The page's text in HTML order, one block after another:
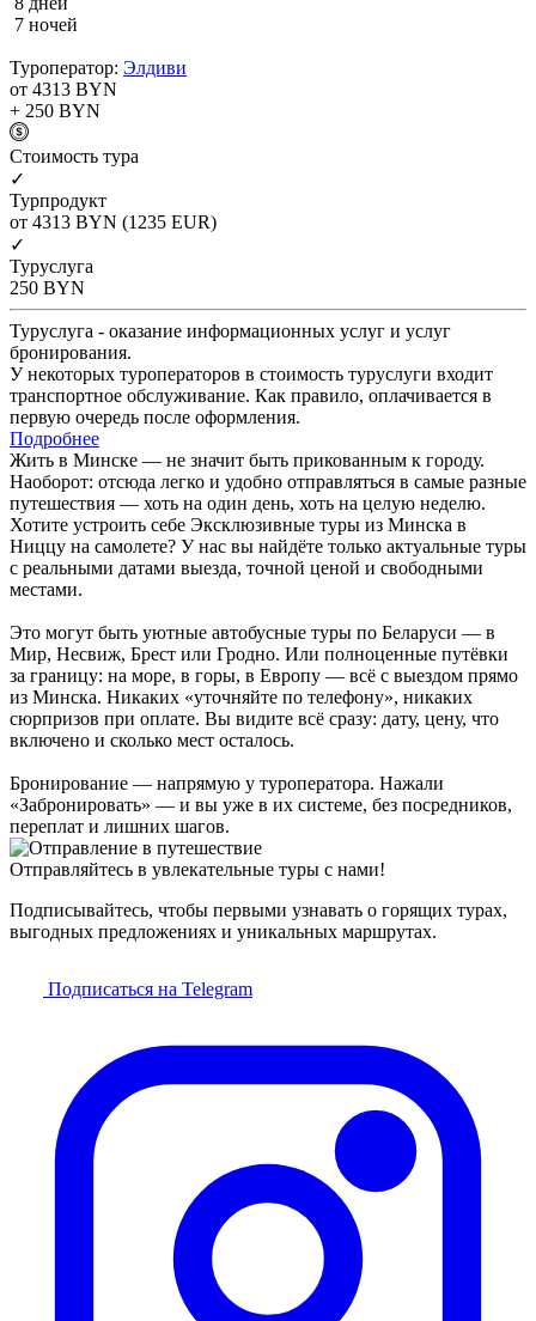
7 ночей
Туроператор: Элдиви
от 4313 BYN
+ 250 BYN
Cтоимость тура
✓
Турпродукт
от 4313 BYN (1235 EUR)
✓
Туруслуга
250 BYN
Туруслуга - оказание информационных услуг и услуг
бронирования.
У некоторых туроператоров в стоимость туруслуги входит
транспортное обслуживание. Как правило, оплачивается в
первую очередь после оформления.
Подробнее
Жить в Минске — не значит быть прикованным к городу.
Наоборот: отсюда легко и удобно отправляться в самые разные
путешествия — хоть на один день, хоть на целую неделю.
Хотите устроить себе Эксклюзивные туры из Минска в
Ниццу на самолете? У нас вы найдёте только актуальные туры
с реальными датами выезда, точной ценой и свободными
местами.
Это могут быть уютные автобусные туры по Беларуси — в
Мир, Несвиж, Брест или Гродно. Или полноценные путёвки
за границу: на море, в горы, в Европу — всё с выездом прямо
из Минска. Никаких «уточняйте по телефону», никаких
сюрпризов при оплате. Вы видите всё сразу: дату, цену, что
включено и сколько мест осталось.
Бронирование — напрямую у туроператора. Нажали
«Забронировать» — и вы уже в их системе, без посредников,
переплат и лишних шагов.
Отправляйтесь в увлекательные туры с нами!
Подписывайтесь, чтобы первыми узнавать о горящих турах,
выгодных предложениях и уникальных маршрутах.
Подписаться на Telegram